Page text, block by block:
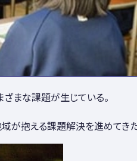
まな課題が生じている。
が抱える課題解決を進めてき